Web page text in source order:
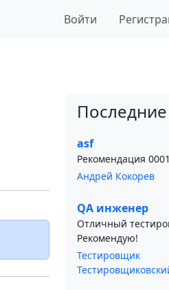
Войти
asf
Рекомендация 0001
Андрей Кокорев
QA инженер
Отличный
Рекомендую!
Тестировщик